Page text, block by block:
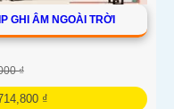
GHI ÂM NGOÀI TRỜI
₫
₫